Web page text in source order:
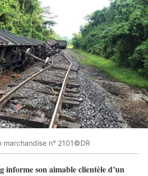
n° 2101©DR
informe son aimable clientèle d’un